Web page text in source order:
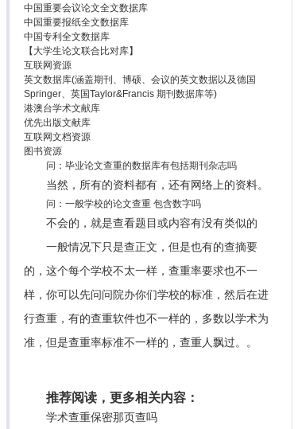
中国重要会议论文全文数据库
中国重要报纸全文数据库
中国专利全文数据库
【大学生论文联合比对库】
互联网资源
英文数据库(涵盖期刊、博硕、会议的英文数据以及德国
Springer、英国Taylor&Francis 期刊数据库等)
港澳台学术文献库
优先出版文献库
互联网文档资源
图书资源
问：毕业论文查重的数据库有包括期刊杂志吗
当然，所有的资料都有，还有网络上的资料。
问：一般学校的论文查重 包含数字吗
不会的，就是查看题目或内容有没有类似的
一般情况下只是查正文，但是也有的查摘要
的，这个每个学校不太一样，查重率要求也不一
样，你可以先问问院办你们学校的标准，然后在进
行查重，有的查重软件也不一样的，多数以学术为
准，但是查重率标准不一样的，查重人飘过。。
推荐阅读，更多相关内容：
学术查重保密那页查吗